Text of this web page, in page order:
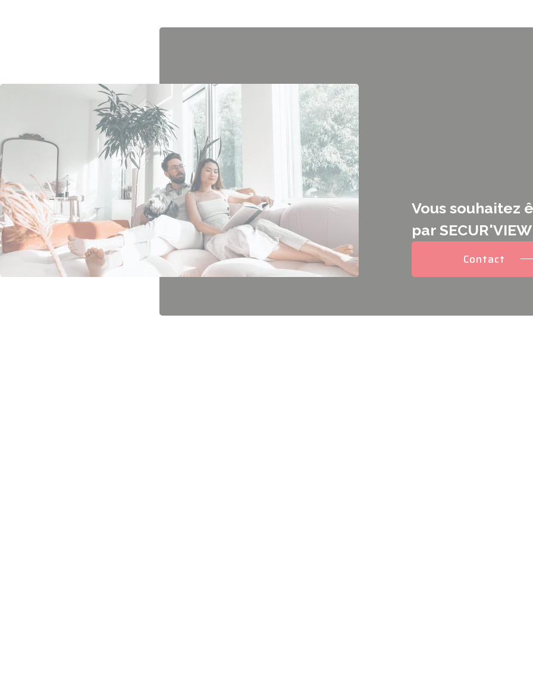
Vous souhaitez
par
Contact